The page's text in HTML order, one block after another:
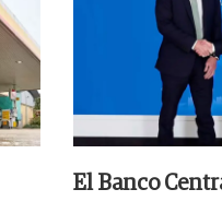
El Banco